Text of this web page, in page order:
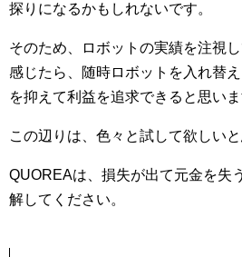
探りになるかもしれないです。
そのため、ロボットの実績を注視
感じたら、随時ロボットを入れ替
を抑えて利益を追求できると思いま
この辺りは、色々と試して欲しいと
QUOREAは、損失が出て元金を失
解してください。